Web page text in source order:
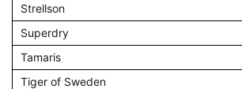
Strellson
Superdry
Tamaris
Tiger of Sweden